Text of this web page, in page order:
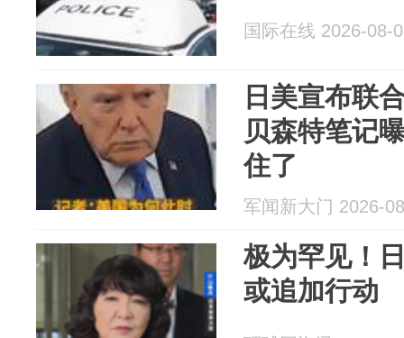
国际在线 2026-08-
日美宣布联
贝森特笔记
住了
军闻新大门 2026-
极为罕见！
或追加行动